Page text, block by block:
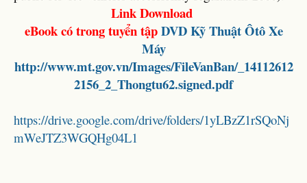
Link Download
eBook có trong tuyển tậpDVDKỹ Thuật Ôtô Xe
Máy
http://www.mt.gov.vn/Images/FileVanBan/_14112612
2156_2_Thongtu62.signed.pdf
https://drive.google.com/drive/folders/1yLBzZ1rSQoNj
mWeJTZ3WGQHg04L1